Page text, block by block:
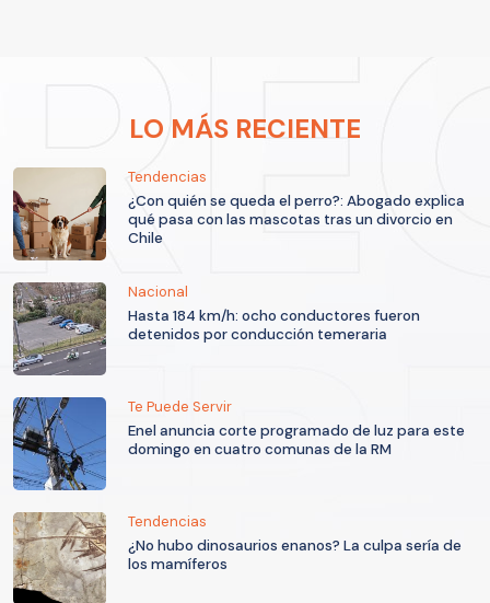
LO MÁS RECIENTE
Tendencias
¿Con quién se queda el perro?: Abogado explica
qué pasa con las mascotas tras un divorcio en
Chile
Nacional
Hasta 184 km/h: ocho conductores fueron
detenidos por conducción temeraria
Te Puede Servir
Enel anuncia corte programado de luz para este
domingo en cuatro comunas de la RM
Tendencias
¿No hubo dinosaurios enanos? La culpa sería de
los mamíferos